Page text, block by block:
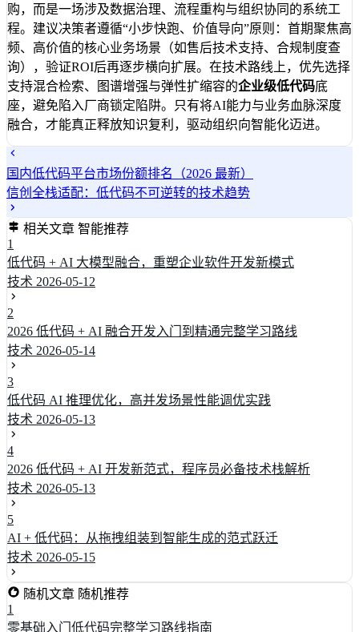
购，而是一场涉及数据治理、流程重构与组织协同的系统工
程。建议决策者遵循“小步快跑、价值导向”原则：首期聚焦高
频、高价值的核心业务场景（如售后技术支持、合规制度查
询），验证ROI后再逐步横向扩展。在技术路线上，优先选择
支持混合检索、图谱增强与弹性扩缩容的企业级低代码底
座，避免陷入厂商锁定陷阱。只有将AI能力与业务血脉深度
融合，才能真正释放知识复利，驱动组织向智能化迈进。
国内低代码平台市场份额排名（2026 最新）
信创全栈适配：低代码不可逆转的技术趋势
相关文章 智能推荐
1
低代码 + AI 大模型融合，重塑企业软件开发新模式
技术 2026-05-12
2
2026 低代码 + AI 融合开发入门到精通完整学习路线
技术 2026-05-14
3
低代码 AI 推理优化，高并发场景性能调优实践
技术 2026-05-13
4
2026 低代码 + AI 开发新范式，程序员必备技术栈解析
技术 2026-05-13
5
AI + 低代码：从拖拽组装到智能生成的范式跃迁
技术 2026-05-15
随机文章 随机推荐
1
零基础入门低代码完整学习路线指南